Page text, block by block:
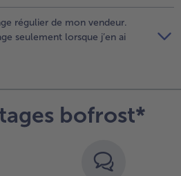
régulier de mon vendeur.
seulement lorsque j’en ai
bofrost*